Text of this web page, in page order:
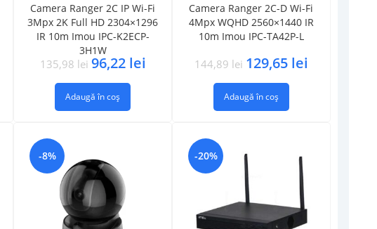
Camera Ranger 2C IP Wi-Fi
3Mpx 2K Full HD 2304×1296
IR 10m Imou IPC-K2ECP-
3H1W
135,98 lei 96,22 lei
Adaugă în coș
Camera Ranger 2C-D Wi-Fi
4Mpx WQHD 2560×1440 IR
10m Imou IPC-TA42P-L
144,89 lei 129,65 lei
Adaugă în coș
-8% -20%